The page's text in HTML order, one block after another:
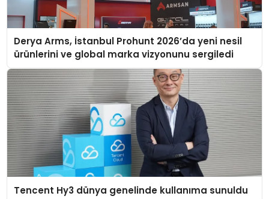
Derya Arms, İstanbul Prohunt 2026’da yeni nesil
ürünlerini ve global marka vizyonunu sergiledi
Tencent Hy3 dünya genelinde kullanıma sunuldu